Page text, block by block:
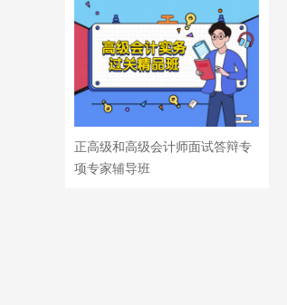
正高级和高级会计师面试答辩专
项专家辅导班